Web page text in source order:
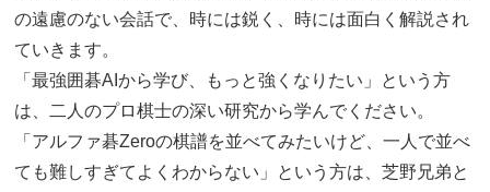
の遠慮のない会話で、時には鋭く、時には面白く解説され
ていきます。
「最強囲碁AIから学び、もっと強くなりたい」という方
は、二人のプロ棋士の深い研究から学んでください。
「アルファ碁Zeroの棋譜を並べてみたいけど、一人で並べ
ても難しすぎてよくわからない」という方は、芝野兄弟と